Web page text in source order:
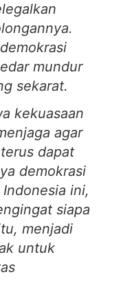
mundur
sekarat.
kekuasaan
agar
dapat
demokrasi
ini,
siapa
menjadi
untuk